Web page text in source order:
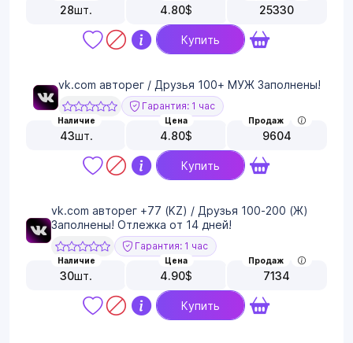
28шт. 4.80$ 25330
Купить
vk.com авторег / Друзья 100+ МУЖ Заполнены!
Гарантия: 1 час
Наличие
43шт.
Цена
4.80$
Продаж
9604
Купить
vk.com авторег +77 (KZ) / Друзья 100-200 (Ж)
Заполнены! Отлежка от 14 дней!
Гарантия: 1 час
Наличие
30шт.
Цена
4.90$
Продаж
7134
Купить